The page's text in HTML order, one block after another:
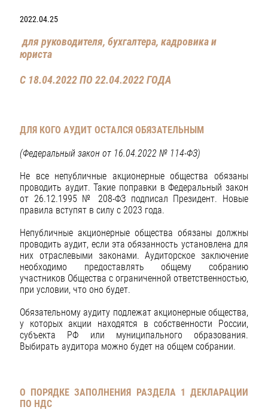
2022.04.25
для руководителя, бухгалтера, кадровика и
юриста
С 18.04.2022 ПО 22.04.2022 ГОДА
ДЛЯ КОГО АУДИТ ОСТАЛСЯ ОБЯЗАТЕЛЬНЫМ
(Федеральный закон от 16.04.2022 № 114-ФЗ)
Не все непубличные акционерные общества обязаны
проводить аудит. Такие поправки в Федеральный закон
от 26.12.1995 № 208-ФЗ подписал Президент. Новые
правила вступят в силу с 2023 года.
Непубличные акционерные общества обязаны должны
проводить аудит, если эта обязанность установлена для
них отраслевыми законами. Аудиторское заключение
необходимо предоставлять общему собранию
участников Общества с ограниченной ответственностью,
при условии, что оно будет.
Обязательному аудиту подлежат акционерные общества,
у которых акции находятся в собственности России,
субъекта РФ или муниципального образования.
Выбирать аудитора можно будет на общем собрании.
О ПОРЯДКЕ ЗАПОЛНЕНИЯ РАЗДЕЛА 1 ДЕКЛАРАЦИИ
ПО НДС